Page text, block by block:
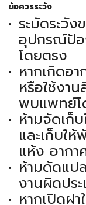
ข้อควรระวัง
ระมัดระวั
อุปกรณ์ป้
โดยตรง
หากเกิดอ
หรือใช้งา
พบแพทย์
ห้ามจัดเก็
และเก็บใ
แห้ง อากา
ห้ามดัดแป
งานผิดประ
หากเปิดฝ